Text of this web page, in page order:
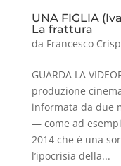
UNA FIGLIA
La frattura
da Francesco
GUARDA LA
produzione
informata da due
— come ad
2014 che è una
l’ipocrisia della...